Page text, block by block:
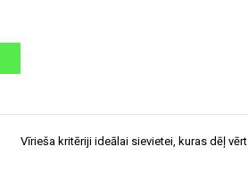
Vīrieša kritēriji ideālai sievietei, kuras dēļ